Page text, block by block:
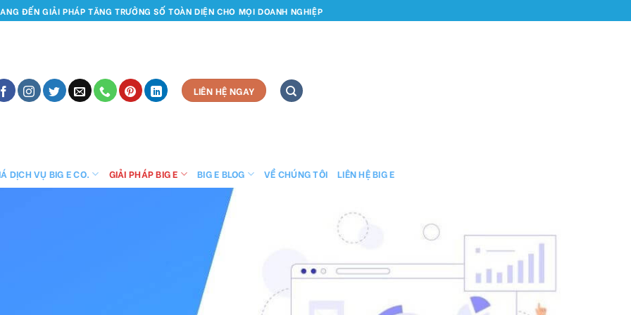
ĐẾN GIẢI PHÁP TĂNG TRƯỞNG SỐ TOÀN DIỆN CHO MỌI DOANH NGHIỆP
LIÊN HỆ NGAY
DỊCH VỤ BIG E CO. GIẢI PHÁP BIG E BIG E BLOG VỀ CHÚNG TÔI LIÊN HỆ BIG E